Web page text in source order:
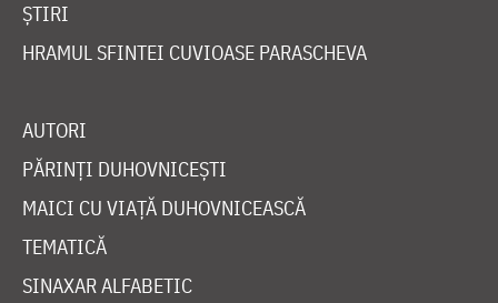
ȘTIRI
HRAMUL SFINTEI CUVIOASE PARASCHEVA
AUTORI
PĂRINȚI DUHOVNICEȘTI
MAICI CU VIAȚĂ DUHOVNICEASCĂ
TEMATICĂ
SINAXAR ALFABETIC